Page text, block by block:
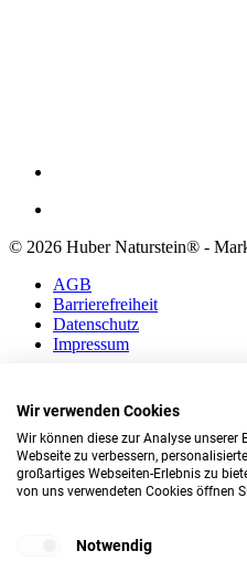
© 2026 Huber Naturstein® -
AGB
Barrierefreiheit
Datenschutz
Impressum
Barrierefreiheit
Datenschutz
Impressum
© 2026 Huber Naturstein®
Markt Schwaben bei München
Wir verwenden Cookies
Wir können diese zur Analyse unserer
Webseite zu verbessern,
großartiges Webseiten-Erlebnis zu
von uns verwendeten Cookies öffnen
Notwendig